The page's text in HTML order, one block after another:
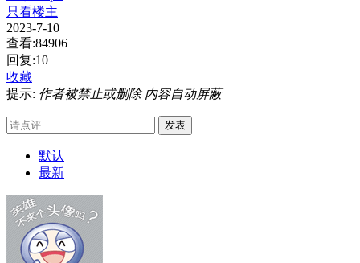
只看楼主
2023-7-10
查看:84906
回复:10
收藏
提示: 作者被禁止或删除 内容自动屏蔽
发表
默认
最新